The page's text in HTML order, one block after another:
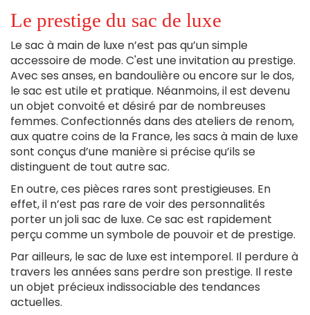
Le prestige du sac de luxe
Le sac à main de luxe n’est pas qu’un simple
accessoire de mode. C'est une invitation au prestige.
Avec ses anses, en bandoulière ou encore sur le dos,
le sac est utile et pratique. Néanmoins, il est devenu
un objet convoité et désiré par de nombreuses
femmes. Confectionnés dans des ateliers de renom,
aux quatre coins de la France, les sacs à main de luxe
sont conçus d’une manière si précise qu’ils se
distinguent de tout autre sac.
En outre, ces pièces rares sont prestigieuses. En
effet, il n’est pas rare de voir des personnalités
porter un joli sac de luxe. Ce sac est rapidement
perçu comme un symbole de pouvoir et de prestige.
Par ailleurs, le sac de luxe est intemporel. Il perdure à
travers les années sans perdre son prestige. Il reste
un objet précieux indissociable des tendances
actuelles.